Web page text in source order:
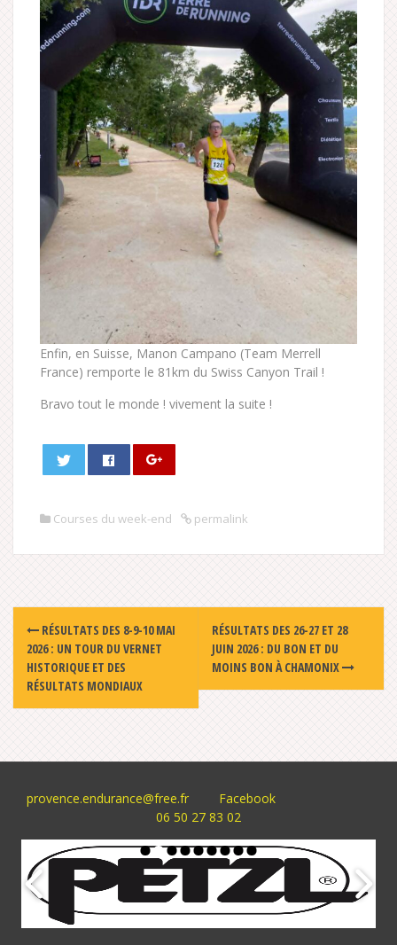
Enfin, en Suisse, Manon Campano (Team Merrell
France) remporte le 81km du Swiss Canyon Trail !
Bravo tout le monde ! vivement la suite !
Courses du week-end permalink
Post
navigation
RÉSULTATS DES 8-9-10 MAI
2026 : UN TOUR DU VERNET
HISTORIQUE ET DES
RÉSULTATS MONDIAUX
RÉSULTATS DES 26-27 ET 28
JUIN 2026 : DU BON ET DU
MOINS BON À CHAMONIX
provence.endurance@free.fr
Facebook
06 50 27 83 02